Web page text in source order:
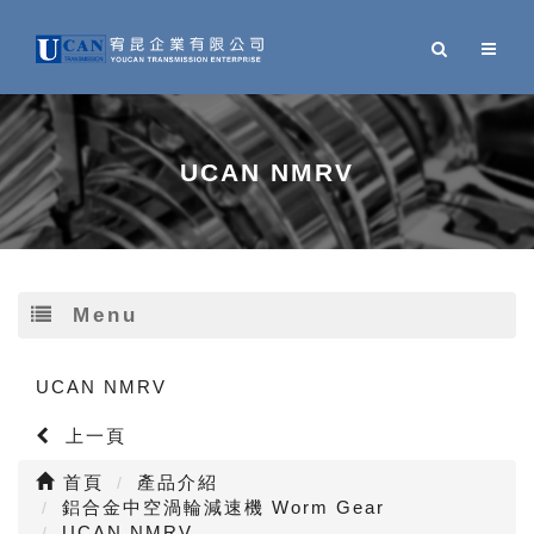
UCAN NMRV
Menu
UCAN NMRV
上一頁
首頁
產品介紹
鋁合金中空渦輪減速機 Worm Gear